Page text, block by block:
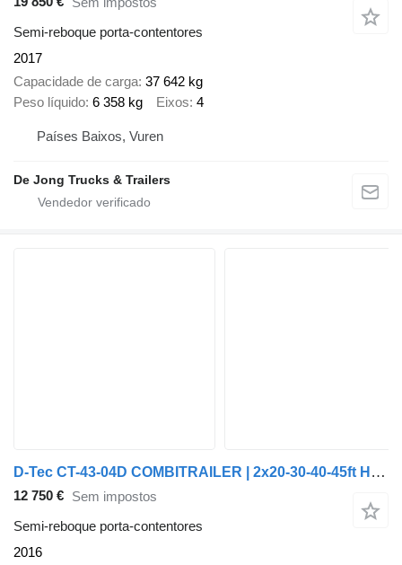
Semi-reboque porta-contentores
2017
Capacidade de carga 37 642 kg
Peso líquido 6 358 kg Eixos 4
Países Baixos, Vuren
De Jong Trucks & Trailers
D-Tec CT-43-04D COMBITRAILER | 2x20-30-40-45ft HC * STEERING AXLE * LI
12 750 € Sem impostos
Semi-reboque porta-contentores
2016